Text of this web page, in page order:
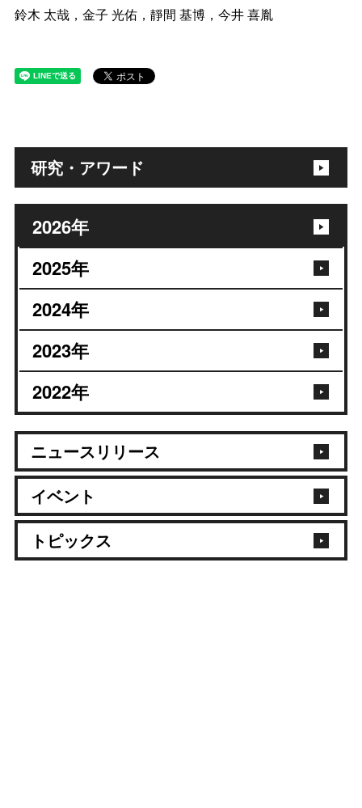
研究・アワード
2026年
2025年
2024年
2023年
2022年
ニュースリリース
イベント
トピックス
鈴木 太哉，金子 光佑，靜間 基博，今井 喜胤